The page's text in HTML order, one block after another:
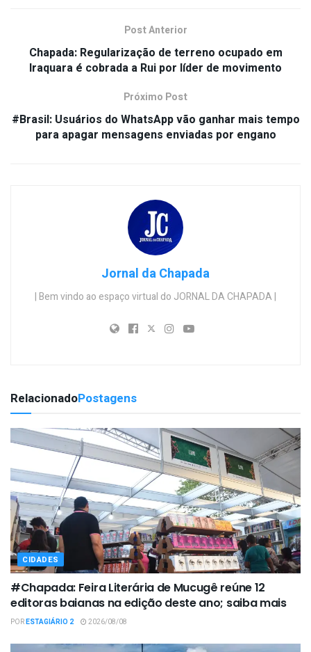
Post Anterior
Chapada: Regularização de terreno ocupado em
Iraquara é cobrada a Rui por líder de movimento
Próximo Post
#Brasil: Usuários do WhatsApp vão ganhar mais tempo
para apagar mensagens enviadas por engano
Jornal da Chapada
| Bem vindo ao espaço virtual do JORNAL DA CHAPADA |
RelacionadoPostagens
CIDADES
#Chapada: Feira Literária de Mucugê reúne 12
editoras baianas na edição deste ano; saiba mais
PORESTAGIÁRIO 2 2026/08/08